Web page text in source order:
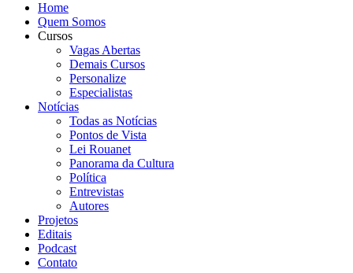
Home
Quem Somos
Cursos
Vagas Abertas
Demais Cursos
Personalize
Especialistas
Notícias
Todas as Notícias
Pontos de Vista
Lei Rouanet
Panorama da Cultura
Política
Entrevistas
Autores
Projetos
Editais
Podcast
Contato